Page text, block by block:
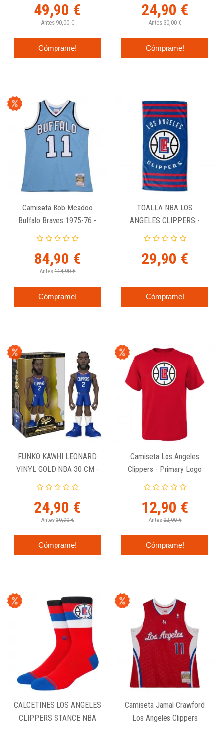
49,90 €
Antes 90,00 €
Cómprame!
24,90 €
Antes 30,00 €
Cómprame!
Camiseta Bob Mcadoo
Buffalo Braves 1975-76 -
Swingman Mitchell And
84,90 €
Antes 114,90 €
Cómprame!
TOALLA NBA LOS
ANGELES CLIPPERS -
LOGO STRIPES
29,90 €
Cómprame!
FUNKO KAWHI LEONARD
VINYL GOLD NBA 30 CM -
CLIPPERS
24,90 €
Antes 39,90 €
Cómprame!
Camiseta Los Angeles
Clippers - Primary Logo
Outerstuff Niños
12,90 €
Antes 22,90 €
Cómprame!
CALCETINES LOS ANGELES
CLIPPERS STANCE NBA
Camiseta Jamal Crawford
Los Angeles Clippers